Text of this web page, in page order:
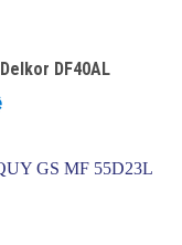
DF40AL